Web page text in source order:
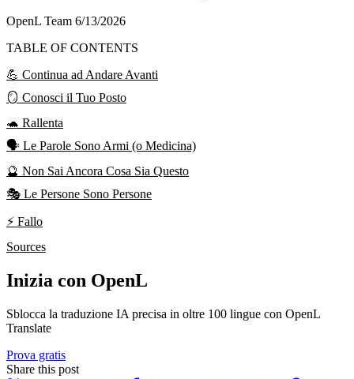
OpenL Team 6/13/2026
TABLE OF CONTENTS
💪 Continua ad Andare Avanti
🪞 Conosci il Tuo Posto
🐢 Rallenta
🗣️ Le Parole Sono Armi (o Medicina)
🔮 Non Sai Ancora Cosa Sia Questo
🎭 Le Persone Sono Persone
⚡ Fallo
Sources
Inizia con OpenL
Sblocca la traduzione IA precisa in oltre 100 lingue con OpenL
Translate
Prova gratis
Share this post